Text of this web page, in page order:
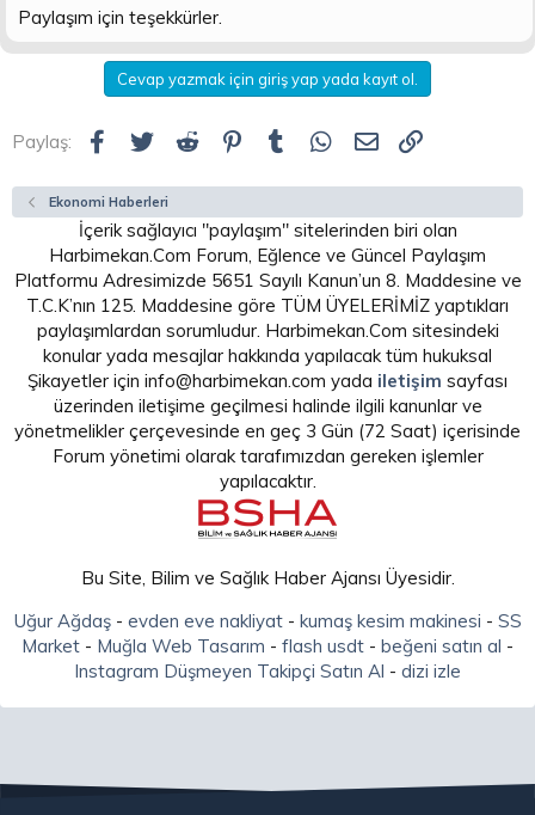
Paylaşım için teşekkürler.
Cevap yazmak için giriş yap yada kayıt ol.
Paylaş: Facebook
Twitter Reddit Pinterest
Tumblr WhatsApp
E-posta
Ekonomi Haberleri
İçerik sağlayıcı "paylaşım" sitelerinden biri olan
Harbimekan.Com Forum, Eğlence ve Güncel Paylaşım
Platformu Adresimizde 5651 Sayılı Kanun’un 8. Maddesine ve
T.C.K’nın 125. Maddesine göre TÜM ÜYELERİMİZ yaptıkları
paylaşımlardan sorumludur. Harbimekan.Com sitesindeki
konular yada mesajlar hakkında yapılacak tüm hukuksal
Şikayetler için info@harbimekan.com yada iletişim sayfası
üzerinden iletişime geçilmesi halinde ilgili kanunlar ve
yönetmelikler çerçevesinde en geç 3 Gün (72 Saat) içerisinde
Forum yönetimi olarak tarafımızdan gereken işlemler
yapılacaktır.
Bu Site, Bilim ve Sağlık Haber Ajansı Üyesidir.
Uğur Ağdaş- evden eve nakliyat- kumaş kesim makinesi - SS
Market - Muğla Web Tasarım - flash usdt - beğeni satın al -
Instagram Düşmeyen Takipçi Satın Al - dizi izle